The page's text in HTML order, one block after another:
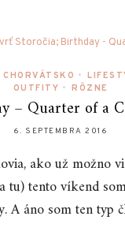
CHORVÁTSKO •
OUTFITY • RÔZNE
– Quarter of a
6. SEPTEMBRA 2016
ako už možno
tu) tento víkend
A áno som ten typ